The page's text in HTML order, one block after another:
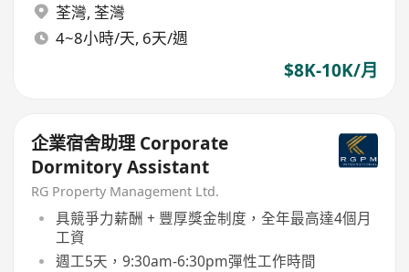
荃灣, 荃灣
4~8小時/天, 6天/週
$8K-10K/月
企業宿舍助理 Corporate
Dormitory Assistant
RG Property Management Ltd.
具競爭力薪酬 + 豐厚獎金制度，全年最高達4個月
工資
週工5天，9:30am-6:30pm彈性工作時間